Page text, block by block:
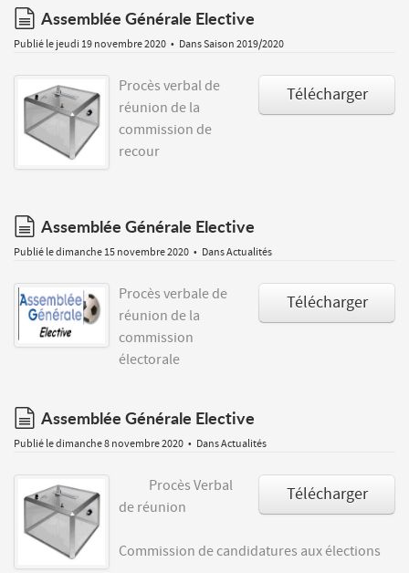
document
Assemblée Générale Elective
Publié le jeudi 19 novembre 2020 DansSaison 2019/2020
Télécharger
Procès verbal de
réunion de la
commission de
recour
document
Assemblée Générale Elective
Publié le dimanche 15 novembre 2020 DansActualités
Télécharger
Procès verbale de
réunion de la
commission
électorale
document
Assemblée Générale Elective
Publié le dimanche 8 novembre 2020 DansActualités
Télécharger
Procès Verbal
de réunion
Commission de candidatures aux élections